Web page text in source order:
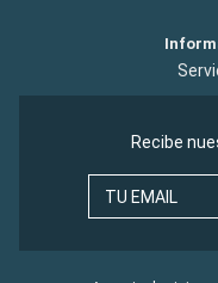
Recibe
TU EMAIL